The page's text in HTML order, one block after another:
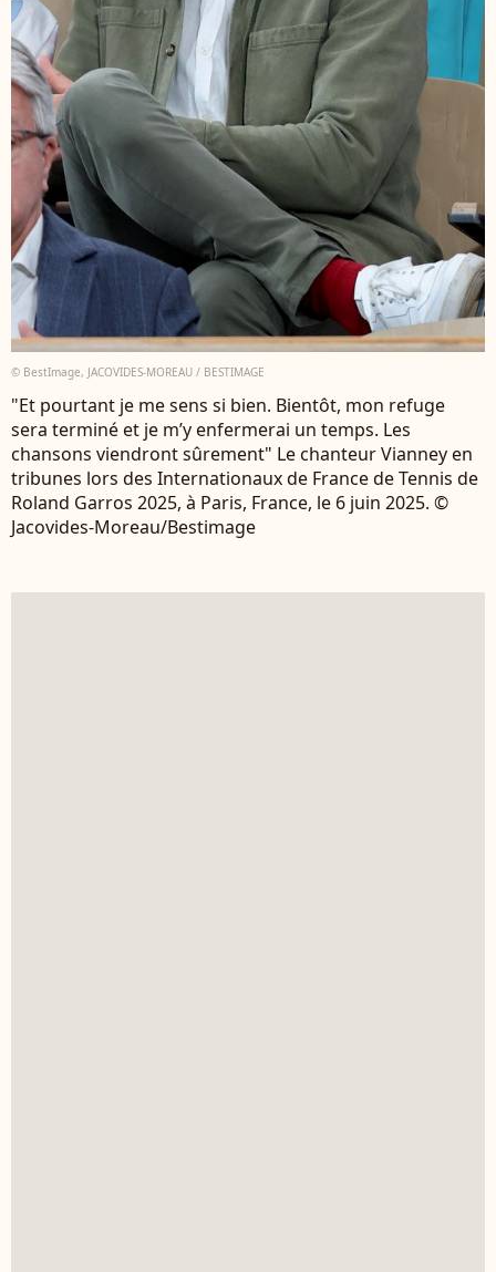
© BestImage, JACOVIDES-MOREAU / BESTIMAGE
"Et pourtant je me sens si bien. Bientôt, mon refuge
sera terminé et je m’y enfermerai un temps. Les
chansons viendront sûrement" Le chanteur Vianney en
tribunes lors des Internationaux de France de Tennis de
Roland Garros 2025, à Paris, France, le 6 juin 2025. ©
Jacovides-Moreau/Bestimage